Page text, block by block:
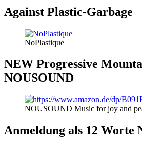
Against Plastic-Garbage
NoPlastique
NEW Progressive
NOUSOUND
NOUSOUND Music for joy and
Anmeldung als 12 Worte